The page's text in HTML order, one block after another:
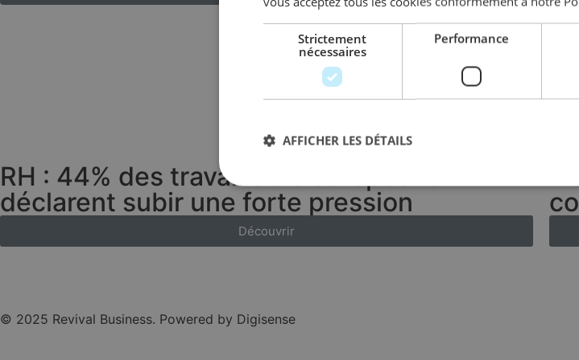
RH : 44% des travailleurs européens
déclarent subir une forte pression
Découvrir
© 2025 Revival Business. Powered by Digisense
Strictement
nécessaires
Performance
AFFICHER LES DÉTAILS